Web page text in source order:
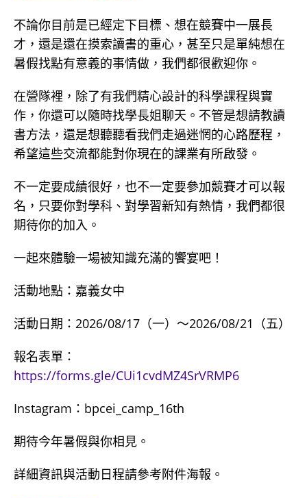
不論你目前是已經定下目標、想在競賽中一展長
才，還是還在摸索讀書的重心，甚至只是單純想在
暑假找點有意義的事情做，我們都很歡迎你。
在營隊裡，除了有我們精心設計的科學課程與實
作，你還可以隨時找學長姐聊天。不管是想請教讀
書方法，還是想聽聽看我們走過迷惘的心路歷程，
希望這些交流都能對你現在的課業有所啟發。
不一定要成績很好，也不一定要參加競賽才可以報
名，只要你對學科、對學習新知有熱情，我們都很
期待你的加入。
一起來體驗一場被知識充滿的饗宴吧！
活動地點：嘉義女中
活動日期：2026/08/17（一）～2026/08/21（五）
報名表單：
https://forms.gle/CUi1cvdMZ4SrVRMP6
Instagram：bpcei_camp_16th
期待今年暑假與你相見。
詳細資訊與活動日程請參考附件海報。